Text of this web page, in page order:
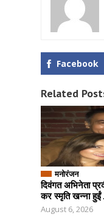
Facebook
Related
मनोरंजन
दिवंगत अभिनेता
कर स्मृति खन्ना हुईं
August 6, 2026